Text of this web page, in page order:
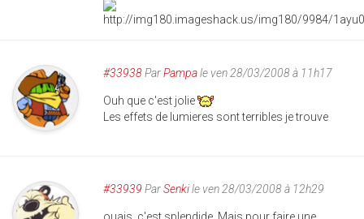
#33938ParPampale ven 28/03/2008 à 11h17
Ouh que c'est jolie
Les effets de lumieres sont terribles je trouve
#33939 ParSenkile ven 28/03/2008 à 12h29